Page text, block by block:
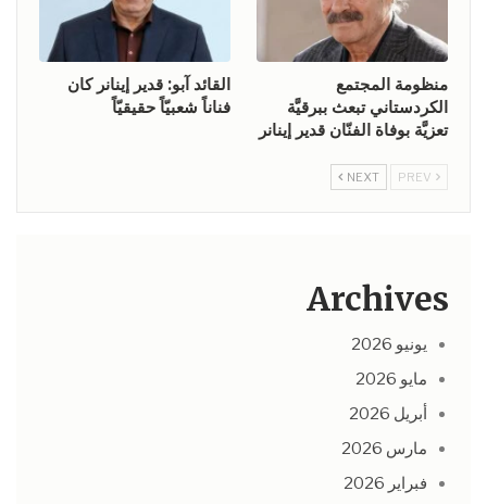
منظومة المجتمع
الكردستاني تبعث ببرقيَّة
تعزيَّة بوفاة الفنّان قدير إينانر
القائد آبو: قدير إينانر كان
فناناً شعبيّاً حقيقيّاً
NEXT
Archives
يونيو 2026
مايو 2026
أبريل 2026
مارس 2026
فبراير 2026